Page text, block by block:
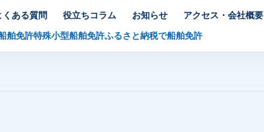
舶免許特殊小型船舶免許ふるさと納税で船舶免許
くある質問 役立ちコラム お知らせ アクセス・会社概要